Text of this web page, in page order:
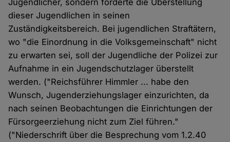
Jugendlicher, sondern forderte die Überstellung
dieser Jugendlichen in seinen
Zuständigkeitsbereich. Bei jugendlichen Straftätern,
wo "die Einordnung in die Volksgemeinschaft" nicht
zu erwarten sei, soll der Jugendliche der Polizei zur
Aufnahme in ein Jugendschutzlager überstellt
werden. ("Reichsführer Himmler ... habe den
Wunsch, Jugenderziehungslager einzurichten, da
nach seinen Beobachtungen die Einrichtungen der
Fürsorgeerziehung nicht zum Ziel führen."
("Niederschrift über die Besprechung vom 1.2.40